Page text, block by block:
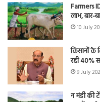
Farmers
लाभ, बार-
10 July
किसानों के
रही 40%
9 July
न मंडी की